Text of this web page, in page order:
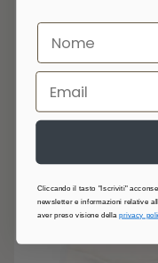
Cliccando il tasto "Iscriviti"
newsletter e informazioni relative
aver preso visione dellaprivacy